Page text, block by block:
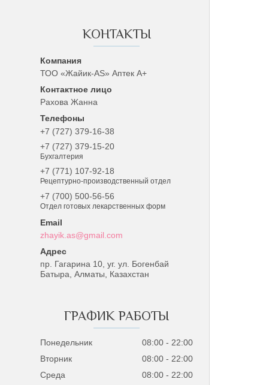
КОНТАКТЫ
ТОО «Жайик-AS» Аптек А+
Рахова Жанна
+7 (727) 379-16-38
+7 (727) 379-15-20
Бухгалтерия
+7 (771) 107-92-18
Рецептурно-производственный отдел
+7 (700) 500-56-56
Отдел готовых лекарственных форм
zhayik.as@gmail.com
пр. Гагарина 10, уг. ул. Богенбай
Батыра, Алматы, Казахстан
ГРАФИК РАБОТЫ
Понедельник 08:00
22:00
Вторник
08:00
22:00
Среда
08:00
22:00